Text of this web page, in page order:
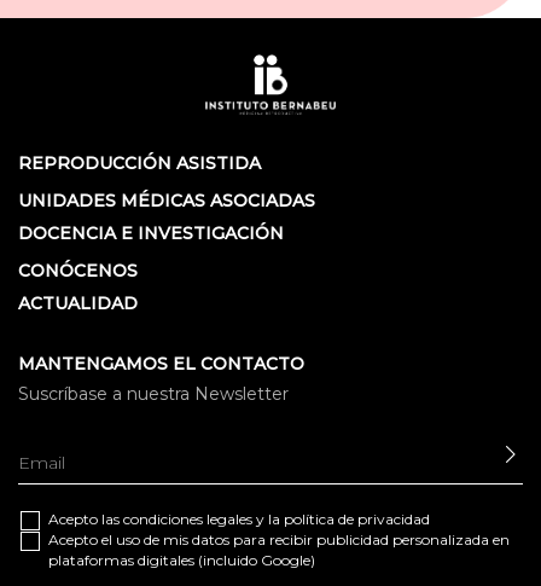
REPRODUCCIÓN ASISTIDA
UNIDADES MÉDICAS ASOCIADAS
DOCENCIA E INVESTIGACIÓN
CONÓCENOS
ACTUALIDAD
MANTENGAMOS EL CONTACTO
Suscríbase a nuestra Newsletter
Acepto las condiciones legales y la política de privacidad
Acepto el uso de mis datos para recibir publicidad personalizada en
plataformas digitales (incluido Google)